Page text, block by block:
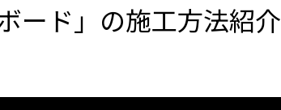
ード」の施工方法紹介